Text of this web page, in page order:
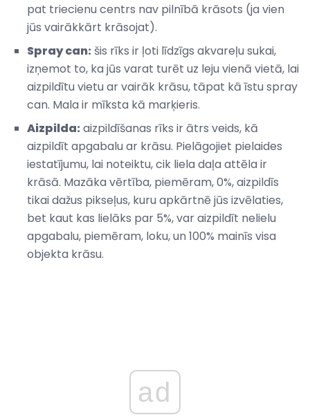
pat triecienu centrs nav pilnībā krāsots (ja vien
jūs vairākkārt krāsojat).
Spray can: šis rīks ir ļoti līdzīgs akvareļu sukai,
izņemot to, ka jūs varat turēt uz leju vienā vietā, lai
aizpildītu vietu ar vairāk krāsu, tāpat kā īstu spray
can. Mala ir mīksta kā marķieris.
Aizpilda: aizpildīšanas rīks ir ātrs veids, kā
aizpildīt apgabalu ar krāsu. Pielāgojiet pielaides
iestatījumu, lai noteiktu, cik liela daļa attēla ir
krāsā. Mazāka vērtība, piemēram, 0%, aizpildīs
tikai dažus pikseļus, kuru apkārtnē jūs izvēlaties,
bet kaut kas lielāks par 5%, var aizpildīt nelielu
apgabalu, piemēram, loku, un 100% mainīs visa
objekta krāsu.
ad